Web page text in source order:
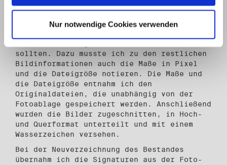
Nur notwendige Cookies verwenden
Eingeführt wurde ich in den Bestand Becker,
als die Bilder von der Demonstration am 7.
sollten. Dazu musste ich zu den restlichen
Bildinformationen auch die Maße in Pixel
und die Dateigröße notieren. Die Maße und
die Dateigröße entnahm ich den
Originaldateien, die unabhängig von der
Fotoablage gespeichert werden. Anschließend
wurden die Bilder zugeschnitten, in Hoch-
und Querformat unterteilt und mit einem
Wasser­zeichen versehen.
Bei der Neuverzeichnung des Bestandes
übernahm ich die Signaturen aus der Foto­